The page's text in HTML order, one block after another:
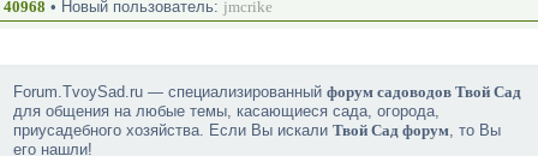
40968 • Новый пользователь: jmcrike
Forum.TvoySad.ru — специализированныйфорум садоводов Твой Сад
для общения на любые темы, касающиеся сада, огорода,
приусадебного хозяйства. Если Вы искалиТвой Сад форум , то Вы
его нашли!